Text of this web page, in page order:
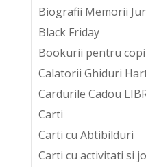
Biografii Memorii
Black Friday
Bookurii pentru
Calatorii Ghiduri
Cardurile Cadou
Carti
Carti cu Abtibilduri
Carti cu activitati si